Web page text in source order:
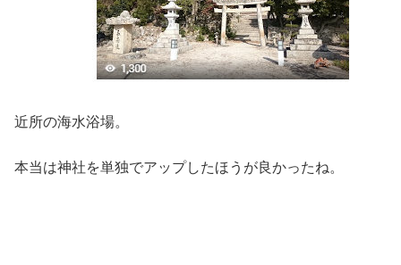
近所の海水浴場。
本当は神社を単独でアップしたほうが良かったね。